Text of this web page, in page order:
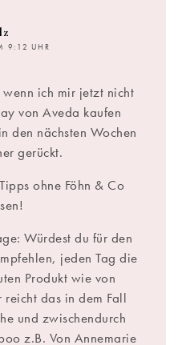
9:12 UHR
ich mir jetzt nicht
von Aveda kaufen
den nächsten Wochen
gerückt.
ohne Föhn & Co
Würdest du für den
jeden Tag die
Produkt wie von
das in dem Fall
und zwischendurch
z.B. Von Annemarie